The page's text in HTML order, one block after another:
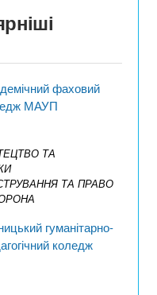
фаховий
МАУП
ТА
ТА ПРАВО
гуманітарно-
коледж